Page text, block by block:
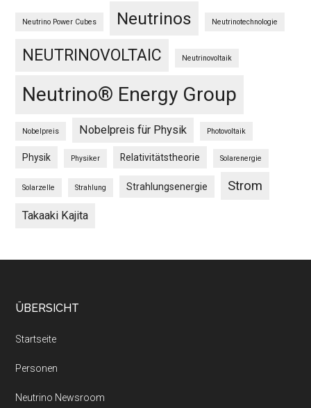
Neutrino Power Cubes Neutrinos Neutrinotechnologie
NEUTRINOVOLTAIC Neutrinovoltaik
Neutrino® Energy Group
Nobelpreis Nobelpreis für Physik Photovoltaik
Physik Physiker Relativitätstheorie Solarenergie
Solarzelle Strahlung Strahlungsenergie Strom
Takaaki Kajita
Footer
ÜBERSICHT
Startseite
Personen
Neutrino Newsroom